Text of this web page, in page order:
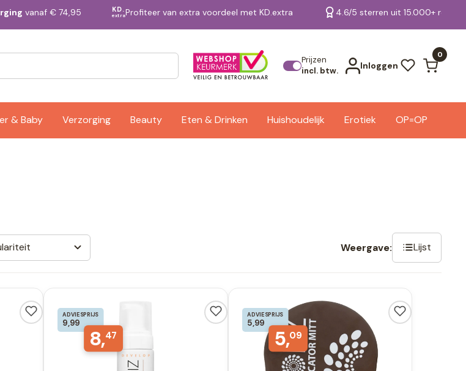
vanaf € 74,95 KD.
extraProfiteer van extra voordeel met KD.extra 4.6/5 sterren uit 15.000+
Prijzen
incl. btw.
Inloggen
0
& Baby Verzorging Beauty Eten & Drinken Huishoudelijk Erotiek OP=OP
Bekijk alle resultaten
Weergave: Lijst
ADVIESPRIJS
9,99
8,47
ADVIESPRIJS
5,99
5,09